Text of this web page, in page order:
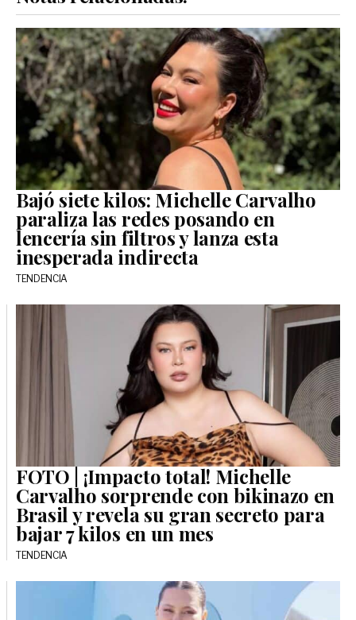
Bajó siete kilos: Michelle Carvalho
paraliza las redes posando en
lencería sin filtros y lanza esta
inesperada indirecta
TENDENCIA
FOTO | ¡Impacto total! Michelle
Carvalho sorprende con bikinazo en
Brasil y revela su gran secreto para
bajar 7 kilos en un mes
TENDENCIA